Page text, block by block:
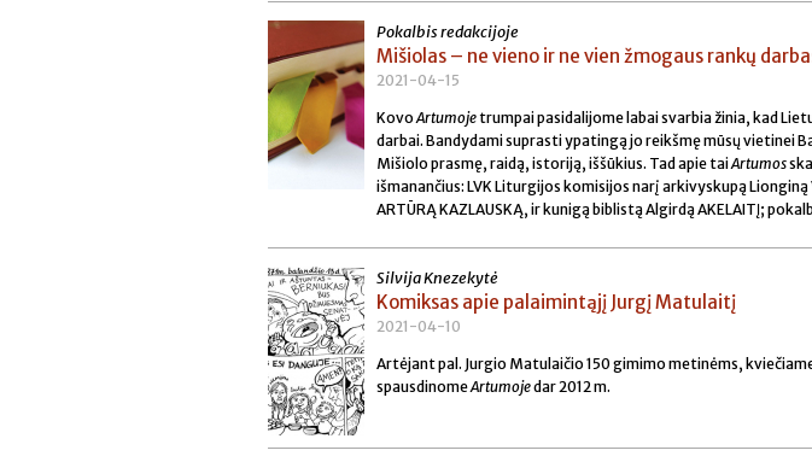
Pokalbis redakcijoje
Mišiolas – ne vieno ir ne vien žmogaus rankų
2021-04-15
KovoArtumojetrumpai pasidalijome labai svarbia žinia, kad
darbai. Bandydami suprasti ypatingą jo reikšmę mūsų vietinei
Mišiolo prasmę, raidą, istoriją, iššūkius. Tad apie taiArtumos
išmanančius: LVK Liturgijos komisijos narį arkivyskupą
ARTŪRĄ KAZLAUSKĄ, ir kunigą biblistą Algirdą AKELAITĮ;
Silvija Knezekytė
Komiksas apie palaimintąjį Jurgį Matulaitį
2021-04-10
Artėjant pal. Jurgio Matulaičio 150 gimimo metinėms,
spausdinomeArtumojedar 2012 m.